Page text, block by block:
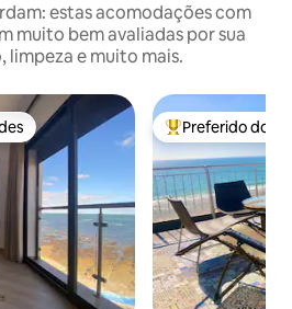
estas acomodações com
muito bem avaliadas por sua
limpeza e muito mais.
dos hóspedes Entre os
Preferido dos